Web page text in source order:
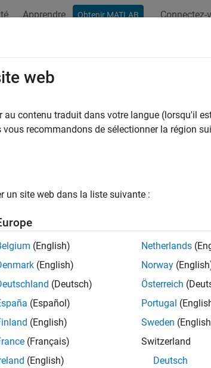
Apprendre Obtenir MATLAB Connectez-
How useful
web
au contenu traduit dans votre langue (lorsqu'il
vous recommandons de sélectionner la région
un site web dans la liste suivante :
(English)
(English)
(Deutsch)
(Español)
(English)
(Français)
(English)
Netherlands
Norway
Österreich
Portugal
Sweden
Switzerland
Deutsch